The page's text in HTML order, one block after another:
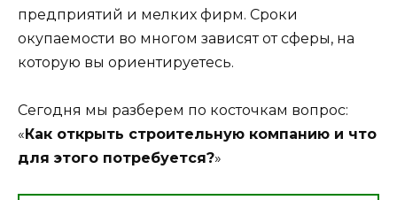
предприятий и мелких фирм. Сроки
окупаемости во многом зависят от сферы, на
которую вы ориентируетесь.
Сегодня мы разберем по косточкам вопрос:
«Как открыть строительную компанию и что
для этого потребуется?»